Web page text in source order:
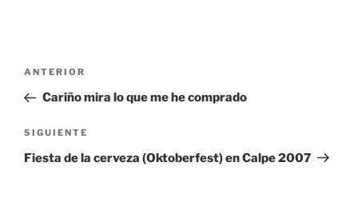
Navegación
entradas
Entrada
anterior:
ANTERIOR
Cariño mira lo que me he comprado
Siguiente
entrada
SIGUIENTE
Fiesta de la cerveza (Oktoberfest) en Calpe 2007